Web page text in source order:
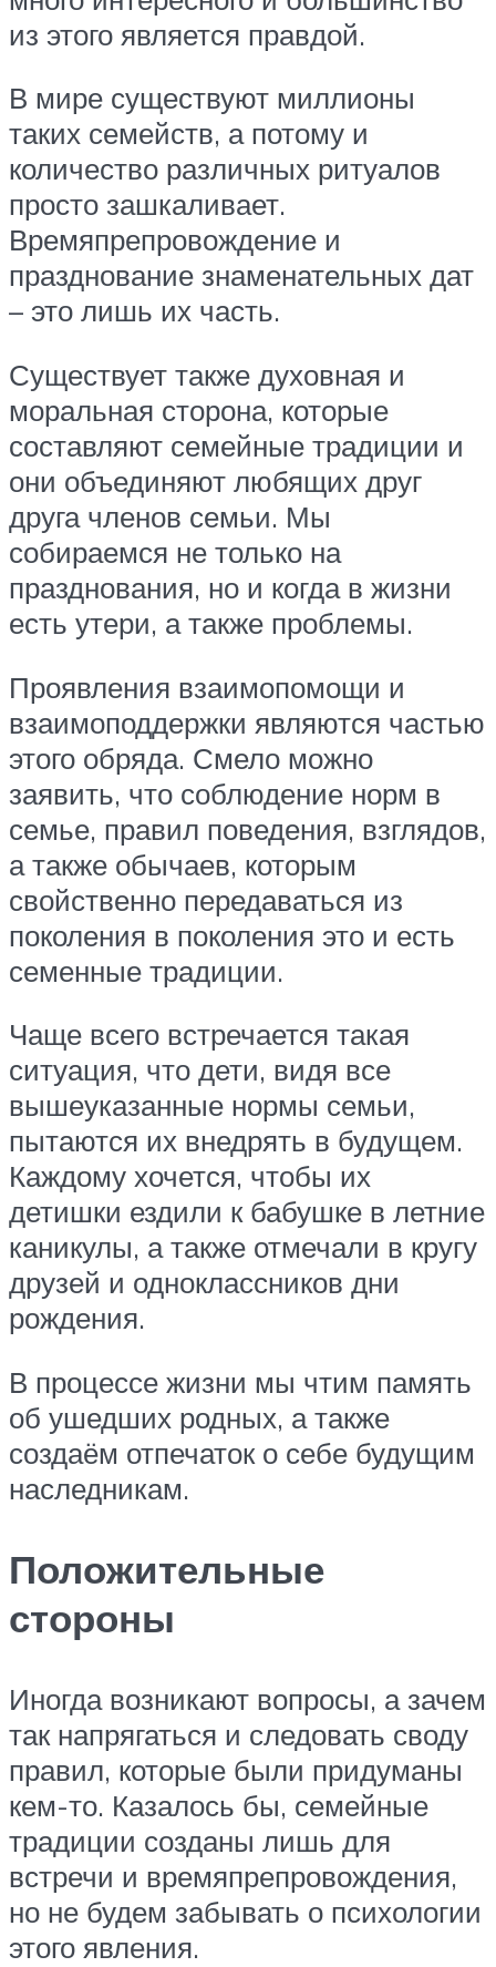
из этого является правдой.
В мире существуют миллионы
таких семейств, а потому и
количество различных ритуалов
просто зашкаливает.
Времяпрепровождение и
празднование знаменательных дат
– это лишь их часть.
Существует также духовная и
моральная сторона, которые
составляют семейные традиции и
они объединяют любящих друг
друга членов семьи. Мы
собираемся не только на
празднования, но и когда в жизни
есть утери, а также проблемы.
Проявления взаимопомощи и
взаимоподдержки являются частью
этого обряда. Смело можно
заявить, что соблюдение норм в
семье, правил поведения, взглядов,
а также обычаев, которым
свойственно передаваться из
поколения в поколения это и есть
семенные традиции.
Чаще всего встречается такая
ситуация, что дети, видя все
вышеуказанные нормы семьи,
пытаются их внедрять в будущем.
Каждому хочется, чтобы их
детишки ездили к бабушке в летние
каникулы, а также отмечали в кругу
друзей и одноклассников дни
рождения.
В процессе жизни мы чтим память
об ушедших родных, а также
создаём отпечаток о себе будущим
наследникам.
Положительные
стороны
Иногда возникают вопросы, а зачем
так напрягаться и следовать своду
правил, которые были придуманы
кем-то. Казалось бы, семейные
традиции созданы лишь для
встречи и времяпрепровождения,
но не будем забывать о психологии
этого явления.